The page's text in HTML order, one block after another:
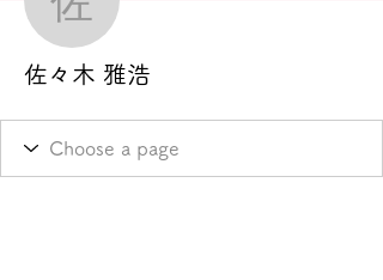
佐々木 雅浩
佐々木 雅浩